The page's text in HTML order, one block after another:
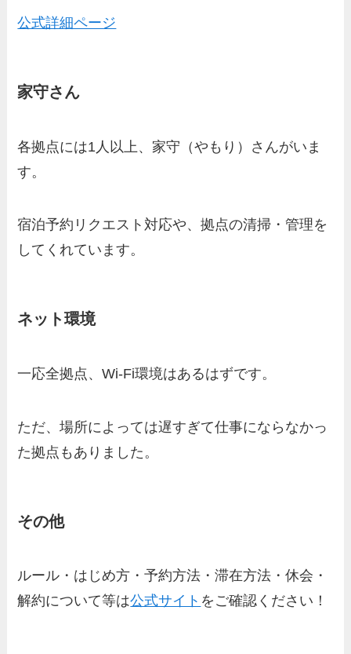
公式詳細ページ
家守さん
各拠点には1人以上、家守（やもり）さんがいま
す。
宿泊予約リクエスト対応や、拠点の清掃・管理を
してくれています。
ネット環境
一応全拠点、Wi-Fi環境はあるはずです。
ただ、場所によっては遅すぎて仕事にならなかっ
た拠点もありました。
その他
ルール・はじめ方・予約方法・滞在方法・休会・
解約について等は公式サイト をご確認ください！